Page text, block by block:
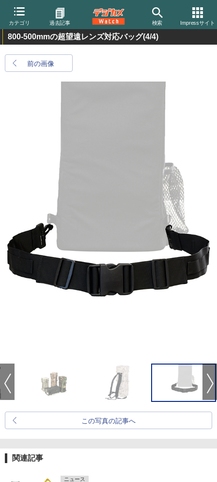
カテゴリ 過去記事 検索 Impressサイト
800-500mmの超望遠レンズ対応バッグ(4/4)
前の画像
この写真の記事へ
関連記事
ニュース